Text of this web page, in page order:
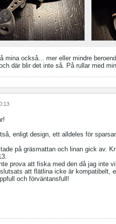
mina också... mer eller mindre
där blir det inte så. På rullar med
enligt design, ett alldeles för
på gräsmattan och linan gick av.
prova att fiska med den då jag inte
att flätlina icke är kompatibelt,
och förväntansfull!